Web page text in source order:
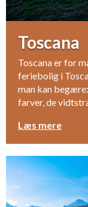
Toscana
Toscana er for
feriebolig i
man kan
farver, de
Læs mere